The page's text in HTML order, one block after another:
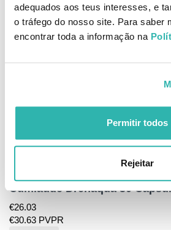
adequados aos teus interesses, e
o tráfego do nosso site. Para saber
encontrar toda a informação na
Permitir todos
Rejeitar
18.60 PVPR
Adicionar
Adicionar
Cumlaude Drenaqua 30
€26.03
€30.63 PVPR